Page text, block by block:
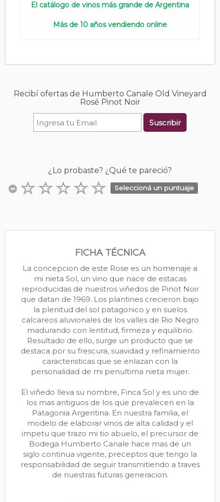
El catálogo de vinos más grande de Argentina
Más de 10 años vendiendo online
Recibí ofertas de Humberto Canale Old Vineyard
Rosé Pinot Noir
Suscribir
¿Lo probaste? ¿Qué te pareció?
Seleccioná un puntuaje
FICHA TÉCNICA
La concepcion de este Rose es un homenaje a
mi nieta Sol, un vino que nace de estacas
reproducidas de nuestros viñedos de Pinot Noir
que datan de 1969. Los plantines crecieron bajo
la plenitud del sol patagonico y en suelos
calcareos aluvionales de los valles de Rio Negro
madurando con lentitud, firmeza y equilibrio.
Resultado de ello, surge un producto que se
destaca por su frescura, suavidad y refinamiento
caracteristicas que se enlazan con la
personalidad de mi penultima nieta mujer.
El viñedo lleva su nombre, Finca Sol y es uno de
los mas antiguos de los que prevalecen en la
Patagonia Argentina. En nuestra familia, el
modelo de elaborar vinos de alta calidad y el
impetu que trazo mi tio abuelo, el precursor de
Bodega Humberto Canale hace mas de un
siglo continua vigente, preceptos que tengo la
responsabilidad de seguir transmitiendo a traves
de nuestras futuras generacion.